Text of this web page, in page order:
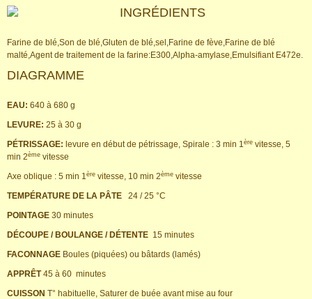
INGRÉDIENTS
Farine de blé,Son de blé,Gluten de blé,sel,Farine de fève,Farine de blé
malté,Agent de traitement de la farine:E300,Alpha-amylase,Emulsifiant E472e.
DIAGRAMME
EAU: 640 à 680 g
LEVURE: 25 à 30 g
PÉTRISSAGE: levure en début de pétrissage, Spirale : 3 min 1ère vitesse, 5
min 2ème vitesse
Axe oblique : 5 min 1ère vitesse, 10 min 2ème vitesse
TEMPÉRATURE DE LA PÂTE 24 / 25 °C
POINTAGE 30 minutes
DÉCOUPE / BOULANGE / DÉTENTE 15 minutes
FACONNAGE Boules (piquées) ou bâtards (lamés)
APPRÊT45 à 60 minutes
CUISSON T° habituelle, Saturer de buée avant mise au four